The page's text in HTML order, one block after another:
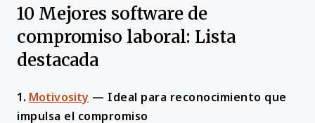
10 Mejores software de
compromiso laboral: Lista
destacada
1. Motivosity — Ideal para reconocimiento que
impulsa el compromiso